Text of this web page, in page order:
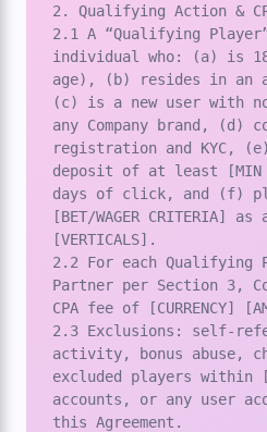
2. Qualifying Action &
2.1 A “Qualifying Player”
individual who: (a) is
age), (b) resides in an
(c) is a new user with
any Company brand, (d)
registration and KYC,
deposit of at least [MIN
days of click, and (f)
[BET/WAGER CRITERIA]
[VERTICALS].
2.2 For each
Partner per Section 3,
CPA fee of [CURRENCY]
2.3 Exclusions: self-
activity, bonus abuse,
excluded players within
accounts, or any user
this Agreement.